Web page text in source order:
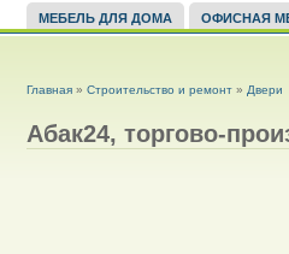
МЕБЕЛЬ ДЛЯ ДОМА ОФИСНАЯ
ВЫ ЗДЕСЬ
Главная » Строительство и ремонт » Двери
Абак24, торгово-